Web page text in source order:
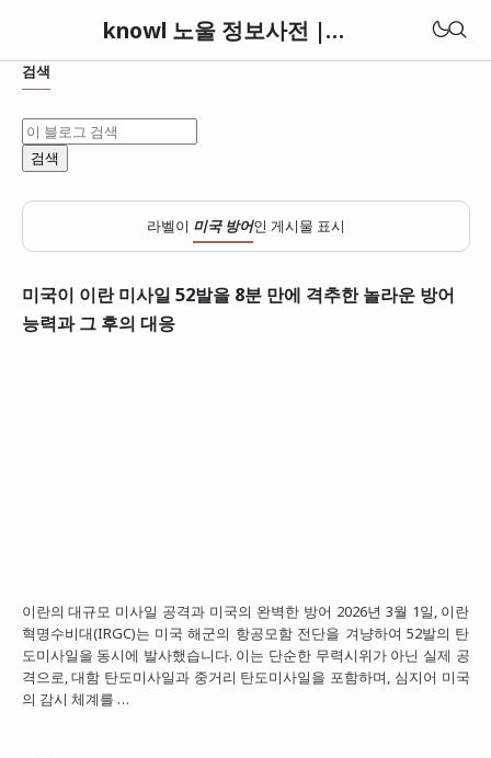
knowl 노울 정보사전 | 세상의 모든 정보와 지식 아카이브
검색
라벨이 미국 방어인 게시물 표시
미국이 이란 미사일 52발을 8분 만에 격추한 놀라운 방어
능력과 그 후의 대응
이란의 대규모 미사일 공격과 미국의 완벽한 방어 2026년 3월 1일, 이란
혁명수비대(IRGC)는 미국 해군의 항공모함 전단을 겨냥하여 52발의 탄
도미사일을 동시에 발사했습니다. 이는 단순한 무력시위가 아닌 실제 공
격으로, 대함 탄도미사일과 중거리 탄도미사일을 포함하며, 심지어 미국
의 감시 체계를 …